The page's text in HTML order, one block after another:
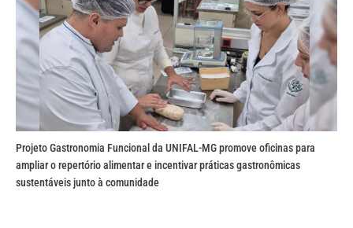
Projeto Gastronomia Funcional da UNIFAL-MG promove oficinas para
ampliar o repertório alimentar e incentivar práticas gastronômicas
sustentáveis junto à comunidade